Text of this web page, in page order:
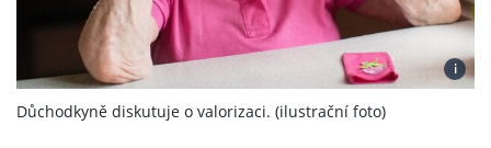
i
Důchodkyně diskutuje o valorizaci. (ilustrační foto)